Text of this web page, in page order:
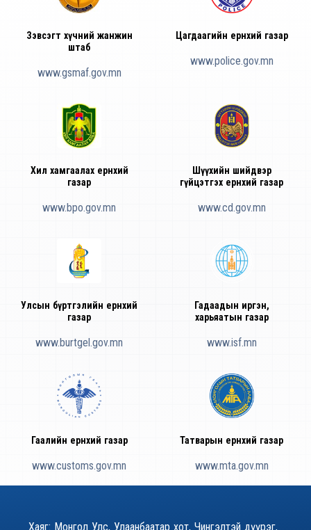
Зэвсэгт хүчний жанжин
штаб
www.gsmaf.gov.mn
Цагдаагийн ерөнхий газар
www.police.gov.mn
Хил хамгаалах ерөнхий
газар
www.bpo.gov.mn
Шүүхийн шийдвэр
гүйцэтгэх ерөнхий газар
www.cd.gov.mn
Улсын бүртгэлийн ерөнхий
газар
www.burtgel.gov.mn
Гадаадын иргэн,
харьяатын газар
www.isf.mn
Гаалийн ерөнхий газар
www.customs.gov.mn
Татварын ерөнхий газар
www.mta.gov.mn
Хаяг: Монгол Улс, Улаанбаатар хот, Чингэлтэй дүүрэг,